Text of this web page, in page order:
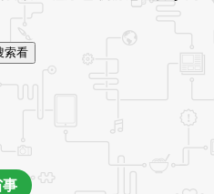
索看
事